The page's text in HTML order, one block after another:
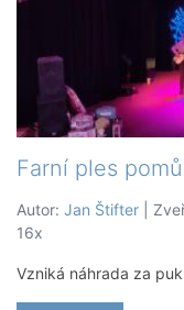
Farní ples
Autor: Jan Štifter |
16x
Vzniká náhrada za